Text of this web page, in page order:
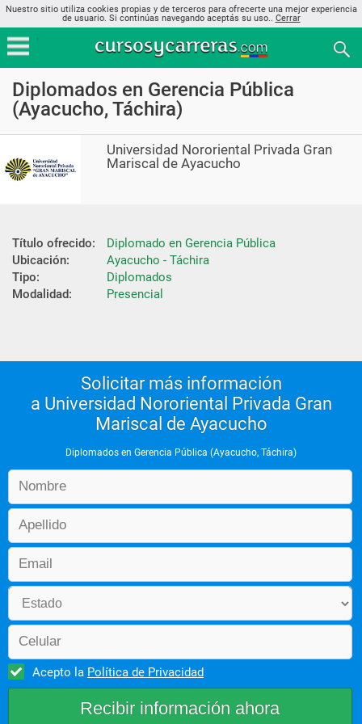
Nuestro sitio utiliza cookies propias y de terceros para ofrecerte una mejor experiencia
de usuario. Si continúas navegando aceptás su uso.. Cerrar
Diplomados en Gerencia Pública
(Ayacucho, Táchira)
Universidad Nororiental Privada Gran
Mariscal de Ayacucho
Título ofrecido:
Diplomado en Gerencia Pública
Ubicación:
Ayacucho - Táchira
Tipo:
Diplomados
Modalidad:
Presencial
Solicitar más información
a Universidad Nororiental Privada Gran
Mariscal de Ayacucho
Diplomados en Gerencia Pública (Ayacucho, Táchira)
Acepto la Política de Privacidad